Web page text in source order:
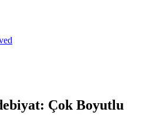
Çok Boyutlu